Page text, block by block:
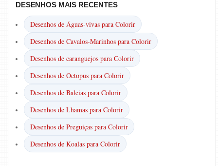
DESENHOS MAIS RECENTES
Desenhos de Águas-vivas para Colorir
Desenhos de Cavalos-Marinhos para Colorir
Desenhos de caranguejos para Colorir
Desenhos de Octopus para Colorir
Desenhos de Baleias para Colorir
Desenhos de Lhamas para Colorir
Desenhos de Preguiças para Colorir
Desenhos de Koalas para Colorir